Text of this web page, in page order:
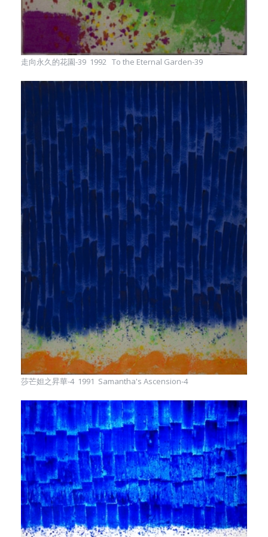
走向永久的花園-39 1992 To the Eternal Garden-39
莎芒妲之昇華-4 1991 Samantha's Ascension-4